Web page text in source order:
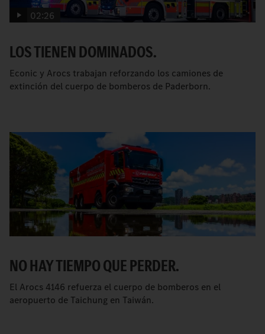
02:26
LOS TIENEN DOMINADOS.
Econic y Arocs trabajan reforzando los camiones de
extinción del cuerpo de bomberos de Paderborn.
NO HAY TIEMPO QUE PERDER.
El Arocs 4146 refuerza el cuerpo de bomberos en el
aeropuerto de Taichung en Taiwán.